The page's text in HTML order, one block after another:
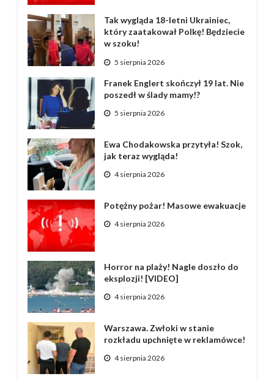
Tak wygląda 18-letni Ukrainiec,
który zaatakował Polkę! Będziecie
w szoku!
5 sierpnia 2026
Franek Englert skończył 19 lat. Nie
poszedł w ślady mamy!?
5 sierpnia 2026
Ewa Chodakowska przytyła! Szok,
jak teraz wygląda!
4 sierpnia 2026
Potężny pożar! Masowe ewakuacje
4 sierpnia 2026
Horror na plaży! Nagle doszło do
eksplozji! [VIDEO]
4 sierpnia 2026
Warszawa. Zwłoki w stanie
rozkładu upchnięte w reklamówce!
4 sierpnia 2026